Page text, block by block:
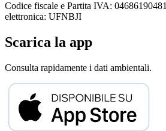
Codice fiscale e Partita IVA: 04686190481
elettronica: UFNBJI
Scarica la app
Consulta rapidamente i dati ambientali.